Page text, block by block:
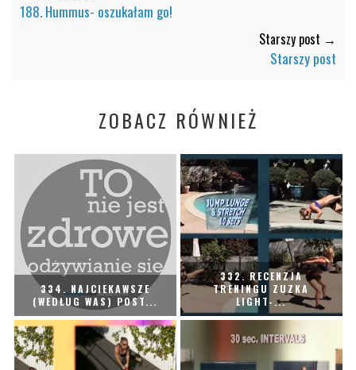
188. Hummus- oszukałam go!
Starszy post →
Starszy post
ZOBACZ RÓWNIEŻ
334. NAJCIEKAWSZE
(WEDŁUG WAS) POST...
332. RECENZJA
TRENINGU ZUZKA
LIGHT-...